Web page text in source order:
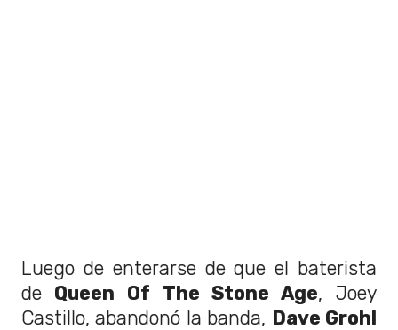
Luego de enterarse de que el baterista
de Queen Of The Stone Age, Joey
Castillo, abandonó la banda, Dave Grohl